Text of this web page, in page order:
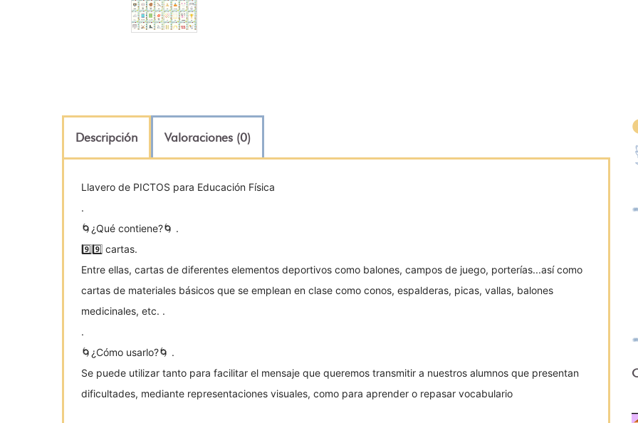
Descripción Valoraciones (0)
Llavero de PICTOS para Educación Física
.
🌀¿Qué contiene?🌀 .
9️⃣9️⃣ cartas.
Entre ellas, cartas de diferentes elementos deportivos como balones, campos de juego, porterías...así como
cartas de materiales básicos que se emplean en clase como conos, espalderas, picas, vallas, balones
medicinales, etc. .
.
🌀¿Cómo usarlo?🌀 .
Se puede utilizar tanto para facilitar el mensaje que queremos transmitir a nuestros alumnos que presentan
dificultades, mediante representaciones visuales, como para aprender o repasar vocabulario